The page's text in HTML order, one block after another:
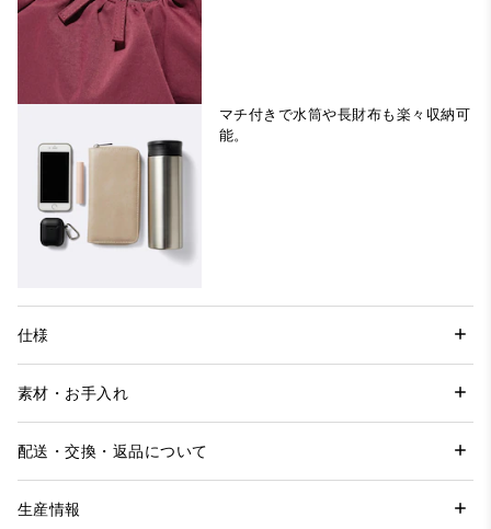
マチ付きで水筒や長財布も楽々収納可
能。
仕様
素材・お手入れ
配送・交換・返品について
生産情報